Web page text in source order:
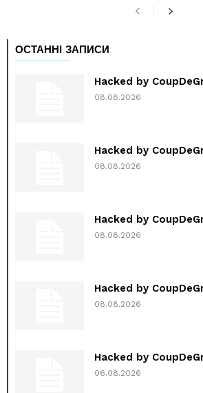
ОСТАННІ ЗАПИСИ
Hacked by
08.08.2026
Hacked by
08.08.2026
Hacked by
08.08.2026
Hacked by
08.08.2026
Hacked by
06.08.2026